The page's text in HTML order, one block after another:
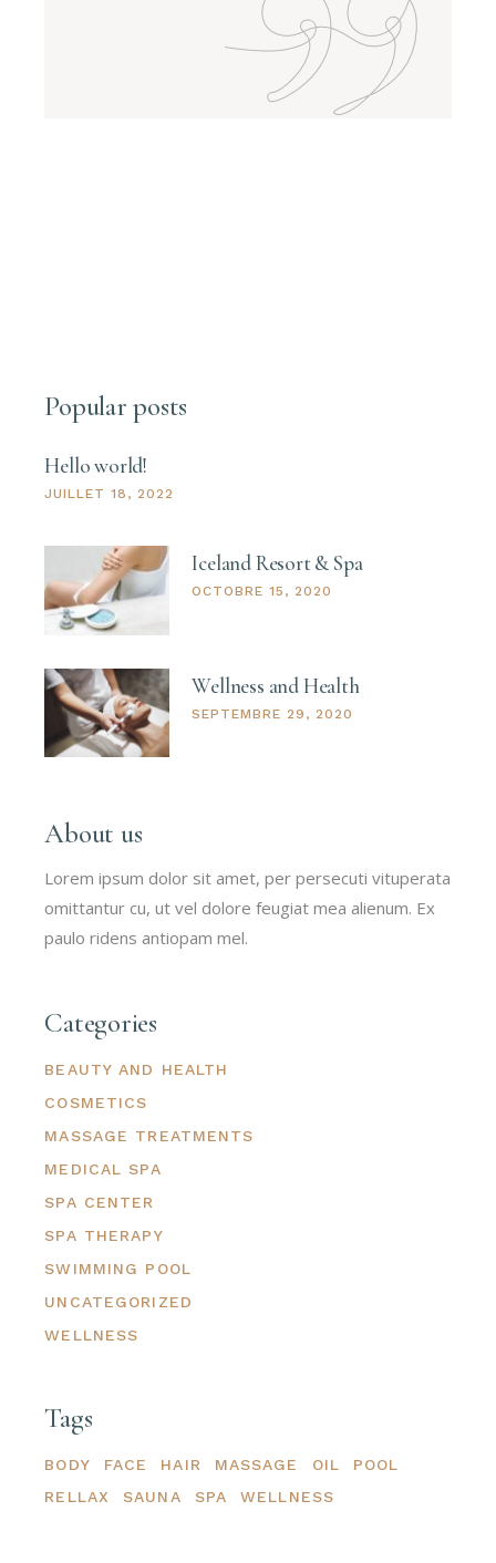
Popular posts
Hello world!
JUILLET 18, 2022
Iceland Resort & Spa
OCTOBRE 15, 2020
Wellness and Health
SEPTEMBRE 29, 2020
About us
Lorem ipsum dolor sit amet, per persecuti vituperata
omittantur cu, ut vel dolore feugiat mea alienum. Ex
paulo ridens antiopam mel.
Categories
BEAUTY AND HEALTH
COSMETICS
MASSAGE TREATMENTS
MEDICAL SPA
SPA CENTER
SPA THERAPY
SWIMMING POOL
UNCATEGORIZED
WELLNESS
Tags
BODY FACE HAIR MASSAGE OIL
POOL
RELLAX
SAUNA SPA WELLNESS